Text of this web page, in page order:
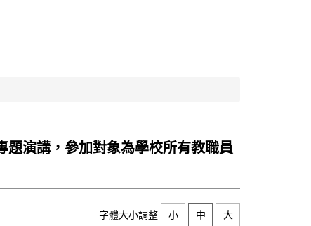
演講，參加對象為學校所有教職員
字體大小調整 小 中 大